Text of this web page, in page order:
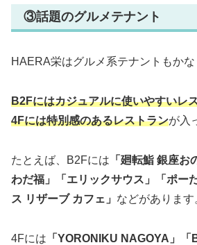
③話題のグルメテナント
HAERA栄はグルメ系テナントもかな
B2Fにはカジュアルに使いやすいレ
4Fには特別感のあるレストランが入
たとえば、B2Fには 「廻転鮨 銀座
わだ福」「エリックサウス」「ポー
ス リザーブ カフェ」 などがあります
4Fには 「YORONIKU NAGOYA」